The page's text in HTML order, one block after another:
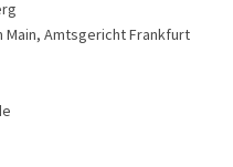
Main, Amtsgericht Frankfurt